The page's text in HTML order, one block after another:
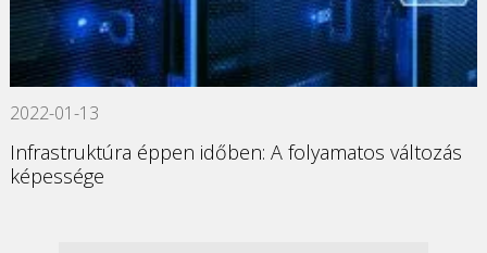
2022-01-13
Infrastruktúra éppen időben: A folyamatos változás
képessége